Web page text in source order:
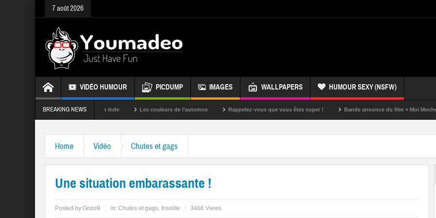
7 août 2026
VIDÉO HUMOUR PICDUMP IMAGES WALLPAPERS HUMOUR SEXY (NSFW)
BREAKING NEWS
La fête des couleurs en Inde Les couleurs de l’automne Rappelez-vous que vous êtes super ! Bande annonce du film « Moi Moche et
Home Vidéo Chutes et gags
Une situation embarassante !
Posted by Gnzo9 in: Chutes et gags, Insolite 3466 Views